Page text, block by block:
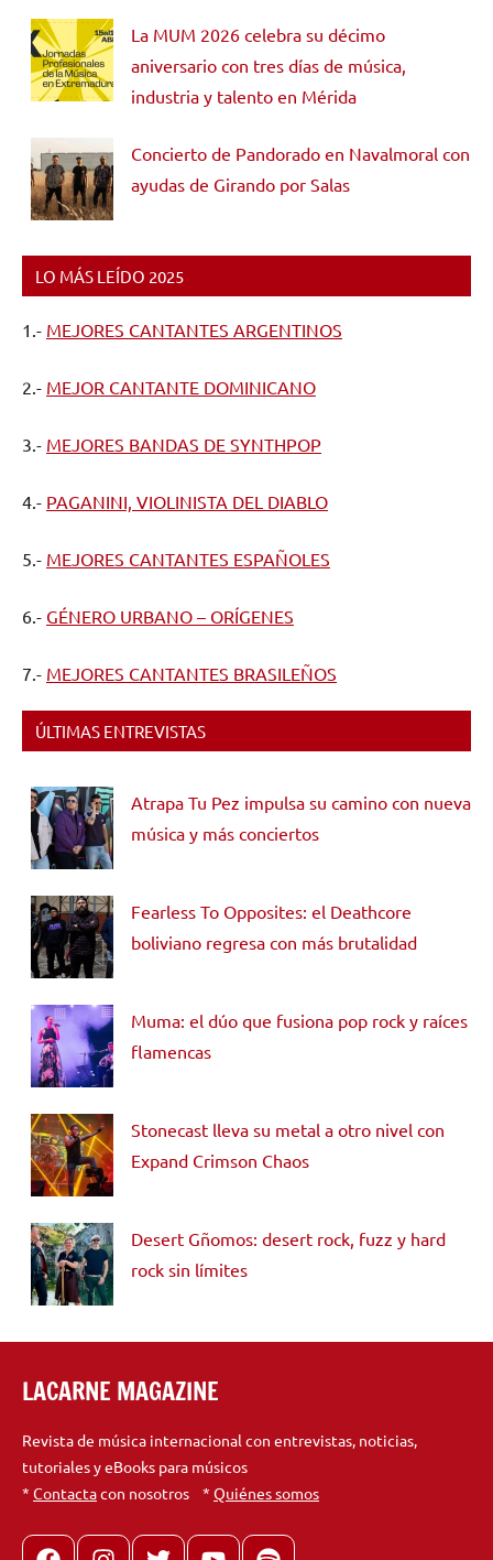
La MUM 2026 celebra su décimo
aniversario con tres días de música,
industria y talento en Mérida
Concierto de Pandorado en Navalmoral con
ayudas de Girando por Salas
LO MÁS LEÍDO 2025
1.- MEJORES CANTANTES ARGENTINOS
2.- MEJOR CANTANTE DOMINICANO
3.- MEJORES BANDAS DE SYNTHPOP
4.- PAGANINI, VIOLINISTA DEL DIABLO
5.- MEJORES CANTANTES ESPAÑOLES
6.- GÉNERO URBANO – ORÍGENES
7.- MEJORES CANTANTES BRASILEÑOS
ÚLTIMAS ENTREVISTAS
Atrapa Tu Pez impulsa su camino con nueva
música y más conciertos
Fearless To Opposites: el Deathcore
boliviano regresa con más brutalidad
Muma: el dúo que fusiona pop rock y raíces
flamencas
Stonecast lleva su metal a otro nivel con
Expand Crimson Chaos
Desert Gñomos: desert rock, fuzz y hard
rock sin límites
LACARNE MAGAZINE
Revista de música internacional con entrevistas, noticias,
tutoriales y eBooks para músicos
* Contactacon nosotros * Quiénes somos